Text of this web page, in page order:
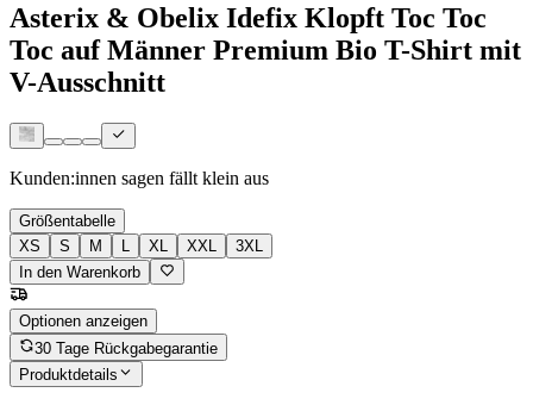
Asterix & Obelix Idefix Klopft Toc Toc
Toc auf Männer Premium Bio T-Shirt mit
V-Ausschnitt
Kunden:innen sagen fällt klein aus
Größentabelle
XS
S M L XL XXL
3XL
In den Warenkorb
Optionen anzeigen
30 Tage Rückgabegarantie
Produktdetails